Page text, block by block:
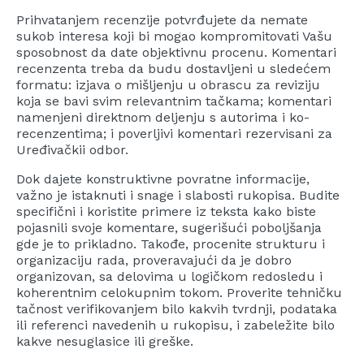
Prihvatanjem recenzije potvrđujete da nemate
sukob interesa koji bi mogao kompromitovati Vašu
sposobnost da date objektivnu procenu. Komentari
recenzenta treba da budu dostavljeni u sledećem
formatu: izjava o mišljenju u obrascu za reviziju
koja se bavi svim relevantnim tačkama; komentari
namenjeni direktnom deljenju s autorima i ko-
recenzentima; i poverljivi komentari rezervisani za
Uređivačkii odbor.
Dok dajete konstruktivne povratne informacije,
važno je istaknuti i snage i slabosti rukopisa. Budite
specifični i koristite primere iz teksta kako biste
pojasnili svoje komentare, sugerišući poboljšanja
gde je to prikladno. Takođe, procenite strukturu i
organizaciju rada, proveravajući da je dobro
organizovan, sa delovima u logičkom redosledu i
koherentnim celokupnim tokom. Proverite tehničku
tačnost verifikovanjem bilo kakvih tvrdnji, podataka
ili referenci navedenih u rukopisu, i zabeležite bilo
kakve nesuglasice ili greške.